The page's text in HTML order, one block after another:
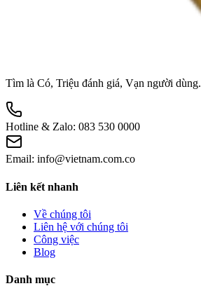
Tìm là Có, Triệu đánh giá, Vạn người dùng.
Hotline & Zalo: 083 530 0000
Email: info@vietnam.com.co
Liên kết nhanh
Về chúng tôi
Liên hệ với chúng tôi
Công việc
Blog
Danh mục